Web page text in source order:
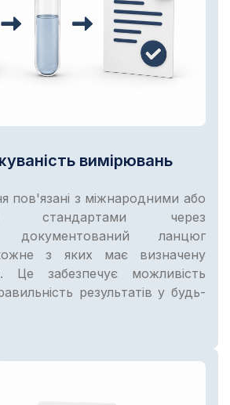
вимірювань
пов'язані з міжнародними або
стандартами через
документований ланцюг
з яких має визначену
Це забезпечує можливість
результатів у будь-